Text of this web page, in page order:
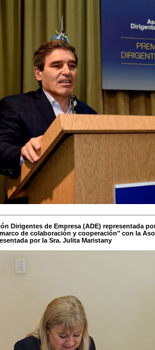
Dirigentes de Empresa (ADE) representada
de colaboración y cooperación" con la
por la Sra. Julita Maristany